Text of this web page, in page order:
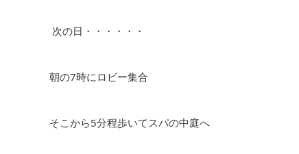
次の日・・・・・・
朝の7時にロビー集合
そこから5分程歩いてスパの中庭へ